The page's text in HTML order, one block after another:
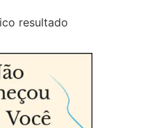
resultado